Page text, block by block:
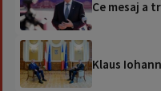
Ce mesaj a
Klaus